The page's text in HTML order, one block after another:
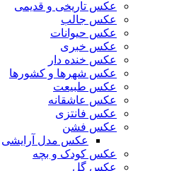
عکس تاریخی و قدیمی
عکس جالب
عکس حیوانات
عکس خبری
عکس خنده دار
عکس شهرها و کشورها
عکس طبیعت
عکس عاشقانه
عکس فانتزی
عکس فشن
عکس مدل آرایشی
عکس کودک و بچه
عکس گل